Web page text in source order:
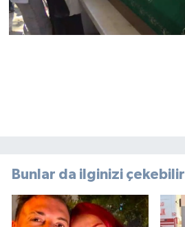
Bunlar da ilginizi çekebilir